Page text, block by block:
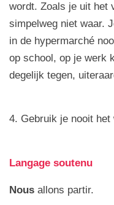
wordt. Zoals je uit het
simpelweg niet waar.
in de hypermarché
op school, op je werk
degelijk tegen,
4. Gebruik je nooit het
Langage soutenu
Nous allons partir.